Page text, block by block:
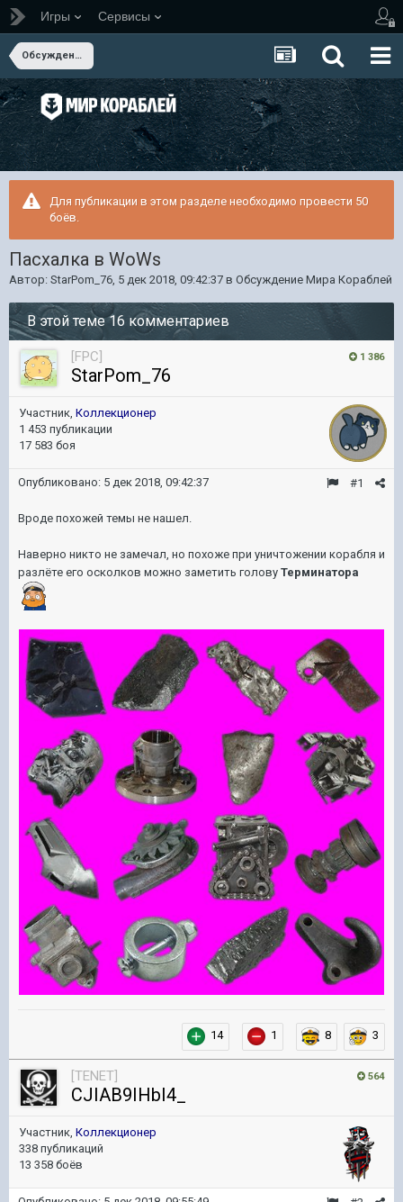
Игры Сервисы
Обсуждение Мира Кораблей
Для публикации в этом разделе необходимо провести 50
боёв.
Пасхалка в WoWs
Автор: StarPom_76, 5 дек 2018, 09:42:37 в Обсуждение Мира Кораблей
В этой теме 16 комментариев
1 386
[FPC]
StarPom_76
Участник, Коллекционер
1 453 публикации
17 583 боя
#1
Опубликовано: 5 дек 2018, 09:42:37
Вроде похожей темы не нашел.
Наверно никто не замечал, но похоже при уничтожении корабля и
разлёте его осколков можно заметить голову Терминатора
14 1 8 3
564
[TENET]
CJIAB9IHbI4_
Участник, Коллекционер
338 публикаций
13 358 боёв